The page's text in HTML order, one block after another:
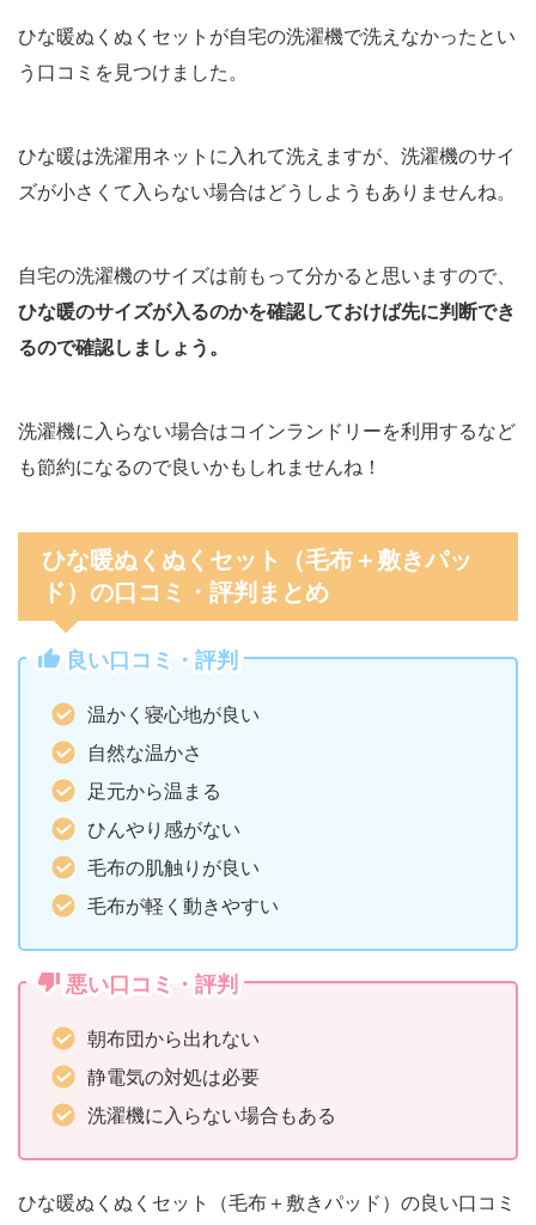
ひな暖ぬくぬくセットが自宅の洗濯機で洗えなかったとい
う口コミを見つけました。
ひな暖は洗濯用ネットに入れて洗えますが、洗濯機のサイ
ズが小さくて入らない場合はどうしようもありませんね。
自宅の洗濯機のサイズは前もって分かると思いますので、
ひな暖のサイズが入るのかを確認しておけば先に判断でき
るので確認しましょう。
洗濯機に入らない場合はコインランドリーを利用するなど
も節約になるので良いかもしれませんね！
ひな暖ぬくぬくセット（毛布＋敷きパッ
ド）の口コミ・評判まとめ
良い口コミ・評判
温かく寝心地が良い
自然な温かさ
足元から温まる
ひんやり感がない
毛布の肌触りが良い
毛布が軽く動きやすい
悪い口コミ・評判
朝布団から出れない
静電気の対処は必要
洗濯機に入らない場合もある
ひな暖ぬくぬくセット（毛布＋敷きパッド）の良い口コミ